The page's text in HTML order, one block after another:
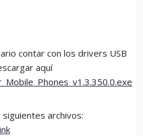
contar con los drivers USB
aquí
archivos: